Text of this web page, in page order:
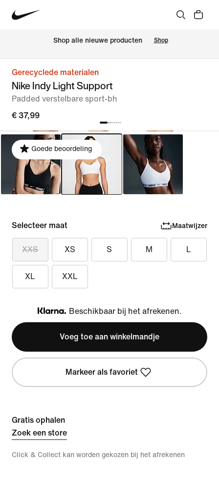
Shop alle nieuwe producten Shop
Gerecyclede materialen
Nike Indy Light Support
Padded verstelbare sport-bh
€ 37,99
Goede beoordeling
Selecteer maat Maatwijzer
XXS XS S M L
XL XXL
Klarna
Beschikbaar bij het afrekenen.
Voeg toe aan winkelmandje
Markeer als favoriet
Gratis ophalen
Zoek een store
Click & Collect kan worden gekozen bij het afrekenen